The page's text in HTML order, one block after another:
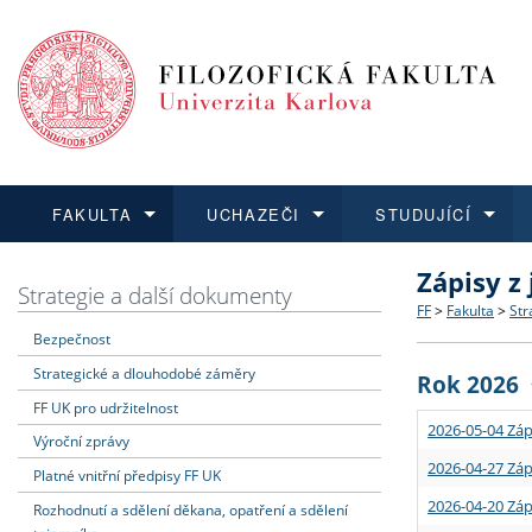
FAKULTA
Dozvědět se více
Struktura
Strategie
Podpora
UCHAZEČI
Podat přihlášku
Co
Učitelské
STUDUJÍCÍ
Dozvědět se více
Rigorózní
Dozvědět se více
O vědě a
Granty a
Dozvědět se více
Aktuální
Strategie a další dokumenty
Bezpečnost
Strategické a dlouhodobé záměry
FF UK pro udržitelnost
Výroční zprávy
Platné vnitřní předpisy FF UK
Rozhodnutí a sdělení děkana, opatření a sdělení
Zápisy
FF > Fakulta >
Rok 2026
2026-05-04
2026-04-27
2026-04-20